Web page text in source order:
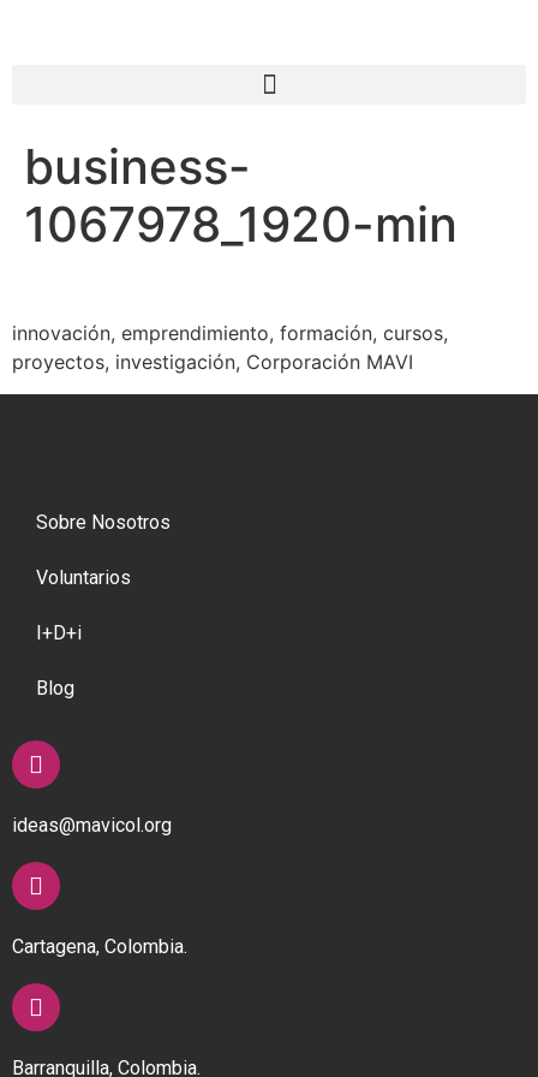
business-
1067978_1920-min
innovación, emprendimiento, formación, cursos,
proyectos, investigación, Corporación MAVI
Sobre Nosotros
Voluntarios
I+D+i
Blog
ideas@mavicol.org
Cartagena, Colombia.
Barranquilla, Colombia.